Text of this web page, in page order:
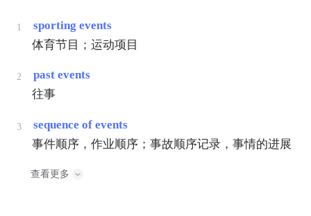
1
sporting events
体育节目；运动项目
2
past events
往事
3
sequence of events
事件顺序，作业顺序；事故顺序记录，事情的进展
查看更多